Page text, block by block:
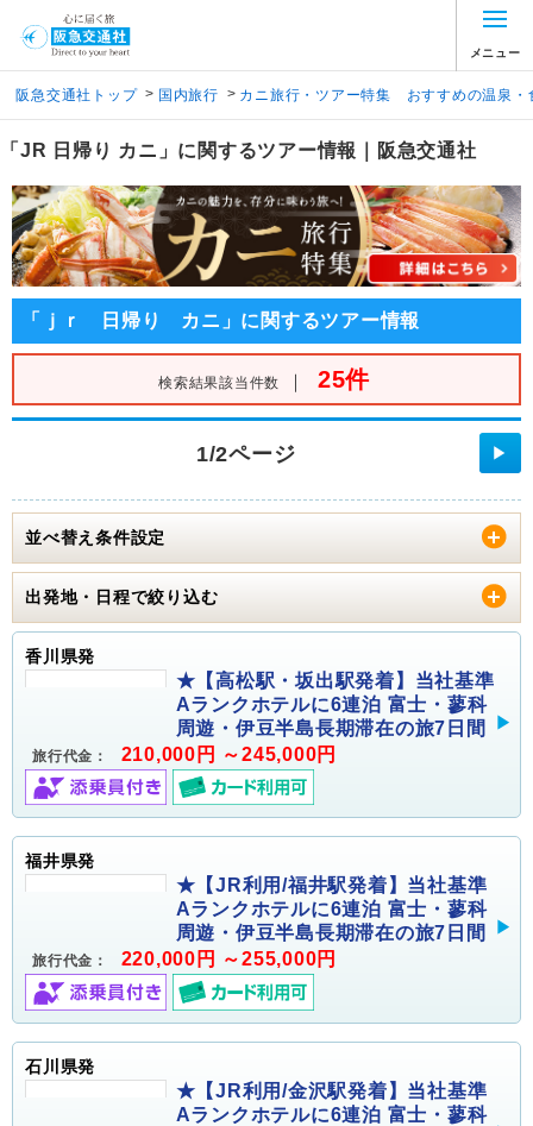
メニュー
阪急交通社トップ > 国内旅行 > カニ旅行・ツアー特集 おすすめの温泉・
「JR 日帰り カニ」に関するツアー情報｜阪急交通社
「ｊｒ 日帰り カニ」に関するツアー情報
検索結果該当件数 ｜ 25件
1/2ページ ▶
並べ替え条件設定
出発地・日程で絞り込む
香川県発
★【高松駅・坂出駅発着】当社基準
Aランクホテルに6連泊 富士・蓼科
周遊・伊豆半島長期滞在の旅7日間
旅行代金： 210,000円 ～245,000円
福井県発
★【JR利用/福井駅発着】当社基準
Aランクホテルに6連泊 富士・蓼科
周遊・伊豆半島長期滞在の旅7日間
旅行代金： 220,000円 ～255,000円
石川県発
★【JR利用/金沢駅発着】当社基準
Aランクホテルに6連泊 富士・蓼科